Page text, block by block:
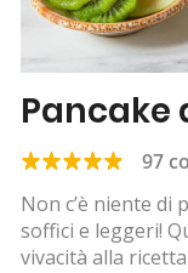
Pancake
97
Non c’è niente di
soffici e leggeri!
vivacità alla